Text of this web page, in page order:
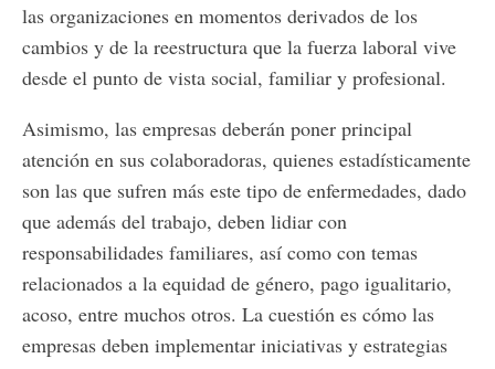
las organizaciones en momentos derivados de los
cambios y de la reestructura que la fuerza laboral vive
desde el punto de vista social, familiar y profesional.
Asimismo, las empresas deberán poner principal
atención en sus colaboradoras, quienes estadísticamente
son las que sufren más este tipo de enfermedades, dado
que además del trabajo, deben lidiar con
responsabilidades familiares, así como con temas
relacionados a la equidad de género, pago igualitario,
acoso, entre muchos otros. La cuestión es cómo las
empresas deben implementar iniciativas y estrategias